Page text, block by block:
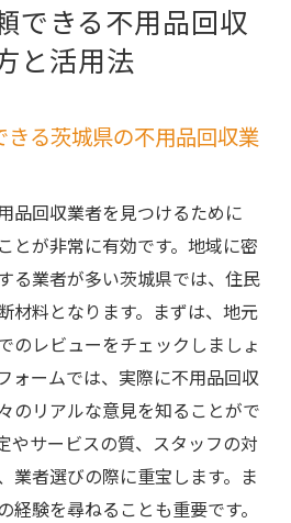
できる不用品回収
と活用法
きる茨城県の不用品回収業
品回収業者を見つけるために
とが非常に有効です。地域に密
る業者が多い茨城県では、住民
材料となります。まずは、地元
のレビューをチェックしましょ
ォームでは、実際に不用品回収
のリアルな意見を知ることがで
やサービスの質、スタッフの対
業者選びの際に重宝します。ま
経験を尋ねることも重要です。